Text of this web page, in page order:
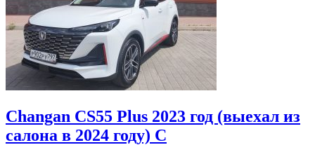
Changan CS55 Plus 2023 год (выехал из
салона в 2024 году) С